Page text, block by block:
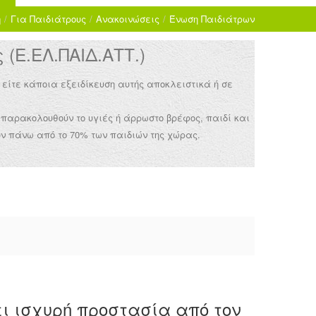
/ Για Παιδιάτρους / Ανακοινώσεις / Ένωση Παιδιάτρων
(Ε.ΕΛ.ΠΑΙΔ.ΑΤΤ.)
κάποια εξειδίκευση αυτής αποκλειστικά ή σε
το υγιές ή άρρωστο βρέφος, παιδί και
πάνω από το 70% των παιδιών της χώρας.
ισχυρή προστασία από τον